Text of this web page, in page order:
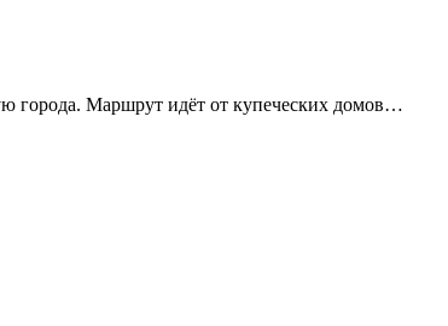
города. Маршрут идёт от купеческих домов…